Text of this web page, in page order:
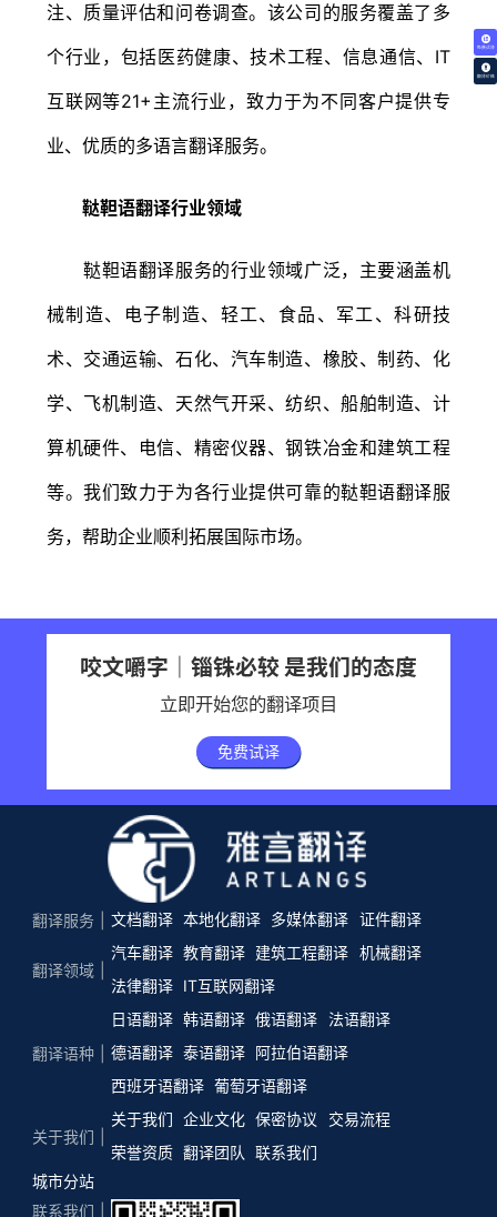
免费试译
翻译价格
注、质量评估和问卷调查。该公司的服务覆盖了多
个行业，包括医药健康、技术工程、信息通信、IT
互联网等21+主流行业，致力于为不同客户提供专
业、优质的多语言翻译服务。
鞑靼语翻译行业领域
鞑靼语翻译服务的行业领域广泛，主要涵盖机
械制造、电子制造、轻工、食品、军工、科研技
术、交通运输、石化、汽车制造、橡胶、制药、化
学、飞机制造、天然气开采、纺织、船舶制造、计
算机硬件、电信、精密仪器、钢铁冶金和建筑工程
等。我们致力于为各行业提供可靠的鞑靼语翻译服
务，帮助企业顺利拓展国际市场。
咬文嚼字｜锱铢必较 是我们的态度
立即开始您的翻译项目
免费试译
翻译服务 文档翻译 本地化翻译 多媒体翻译 证件翻译
翻译领域
汽车翻译 教育翻译 建筑工程翻译 机械翻译
法律翻译
IT互联网翻译
翻译语种
日语翻译 韩语翻译 俄语翻译
法语翻译
德语翻译 泰语翻译 阿拉伯语翻译
西班牙语翻译 葡萄牙语翻译
关于我们
关于我们 企业文化 保密协议
交易流程
荣誉资质 翻译团队
联系我们
城市分站
联系我们